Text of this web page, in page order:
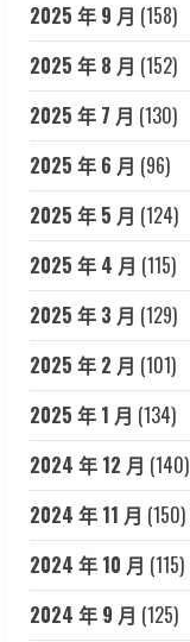
2025 年 9 月 (158)
2025 年 8 月 (152)
2025 年 7 月 (130)
2025 年 6 月 (96)
2025 年 5 月 (124)
2025 年 4 月 (115)
2025 年 3 月 (129)
2025 年 2 月 (101)
2025 年 1 月 (134)
2024 年 12 月 (140)
2024 年 11 月 (150)
2024 年 10 月 (115)
2024 年 9 月 (125)